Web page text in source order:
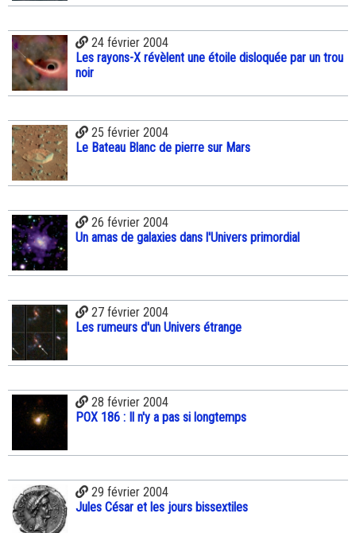
24 février 2004
Les rayons-X révèlent une étoile disloquée par un trou
noir
25 février 2004
Le Bateau Blanc de pierre sur Mars
26 février 2004
Un amas de galaxies dans l'Univers primordial
27 février 2004
Les rumeurs d'un Univers étrange
28 février 2004
POX 186 : Il n'y a pas si longtemps
29 février 2004
Jules César et les jours bissextiles